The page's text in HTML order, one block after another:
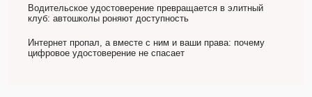
Водительское удостоверение превращается в элитный
клуб: автошколы роняют доступность
Интернет пропал, а вместе с ним и ваши права: почему
цифровое удостоверение не спасает